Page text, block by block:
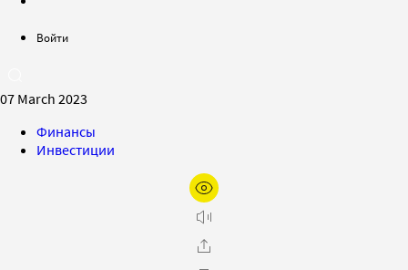
Войти
07 March 2023
Финансы
Инвестиции